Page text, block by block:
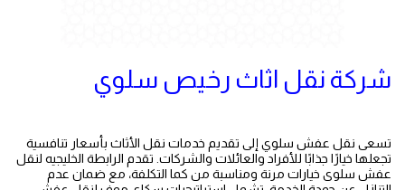
شركة نقل اثاث رخيص سلوي
تسعى نقل عفش سلوي إلى تقديم خدمات نقل الأثاث بأسعار تنافسية
تجعلها خيارًا جذابًا للأفراد والعائلات والشركات. تقدم الرابطة الخليجيه لنقل
عفش سلوى خيارات مرنة ومناسبة من كما التكلفة، مع ضمان عدم